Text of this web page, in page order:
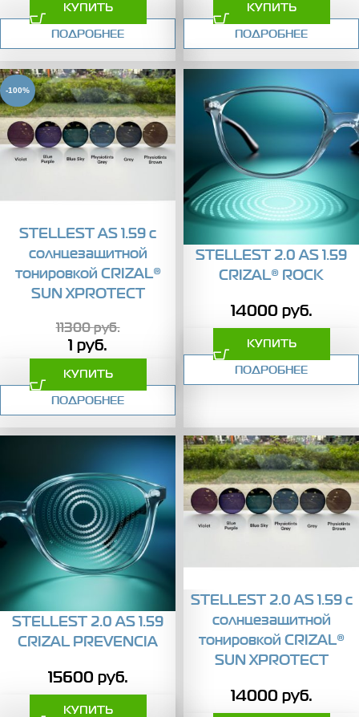
КУПИТЬ
ПОДРОБНЕЕ
КУПИТЬ
ПОДРОБНЕЕ
-100%
STELLEST AS 1.59 с
солнцезащитной
тонировкой CRIZAL®
SUN XPROTECT
11300руб.
1 руб.
КУПИТЬ
ПОДРОБНЕЕ
STELLEST 2.0 AS 1.59
CRIZAL® ROCK
14000 руб.
КУПИТЬ
ПОДРОБНЕЕ
STELLEST 2.0 AS 1.59
CRIZAL PREVENCIA
15600 руб.
КУПИТЬ
STELLEST 2.0 AS 1.59 с
солнцезащитной
тонировкой CRIZAL®
SUN XPROTECT
14000 руб.